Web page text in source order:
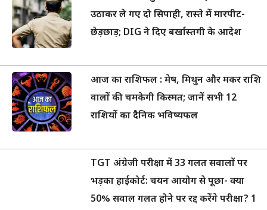
उठाकर ले गए दो सिपाही, रास्ते में मारपीट-
छेड़छाड़; DIG ने दिए बर्खास्तगी के आदेश
आज का राशिफल : मेष, मिथुन और मकर राशि
वालों की चमकेगी किस्मत; जानें सभी 12
राशियों का दैनिक भविष्यफल
TGT अंग्रेजी परीक्षा में 33 गलत सवालों पर
भड़का हाईकोर्ट: चयन आयोग से पूछा- क्या
50% सवाल गलत होने पर रद्द करेंगे परीक्षा? 1